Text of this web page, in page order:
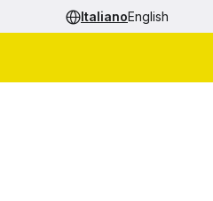
ItalianoEnglish